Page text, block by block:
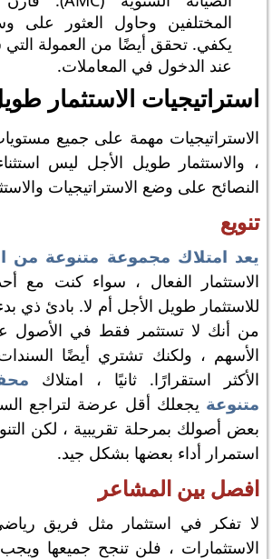
المختلفين وحاول العثور
يكفي. تحقق أيضًا من العمولة
عند الدخول في المعاملات.
استراتيجيات الاستثمار
الاستراتيجيات مهمة على جميع
، والاستثمار طويل الأجل ليس
النصائح على وضع الاستراتيجيات
تنويع
يعد امتلاك مجموعة متنوعة من
الاستثمار الفعال ، سواء كنت مع
للاستثمار طويل الأجل أم لا. بادئ ذي
من أنك لا تستثمر فقط في الأصول
الأسهم ، ولكنك تشتري أيضًا
الأكثر استقرارًا. ثانيًا ، امتلاك
متنوعة يجعلك أقل عرضة لتراجع
بعض أصولك بمرحلة تقريبية ، لكن
استمرار أداء بعضها بشكل جيد.
افصل بين المشاعر
لا تفكر في استثمار مثل فريق
الاستثمارات ، فلن تنجح جميعها